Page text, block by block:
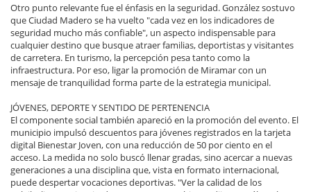
Otro punto relevante fue el énfasis en la seguridad. González sostuvo
que Ciudad Madero se ha vuelto "cada vez en los indicadores de
seguridad mucho más confiable", un aspecto indispensable para
cualquier destino que busque atraer familias, deportistas y visitantes
de carretera. En turismo, la percepción pesa tanto como la
infraestructura. Por eso, ligar la promoción de Miramar con un
mensaje de tranquilidad forma parte de la estrategia municipal.
JÓVENES, DEPORTE Y SENTIDO DE PERTENENCIA
El componente social también apareció en la promoción del evento. El
municipio impulsó descuentos para jóvenes registrados en la tarjeta
digital Bienestar Joven, con una reducción de 50 por ciento en el
acceso. La medida no solo buscó llenar gradas, sino acercar a nuevas
generaciones a una disciplina que, vista en formato internacional,
puede despertar vocaciones deportivas. "Ver la calidad de los